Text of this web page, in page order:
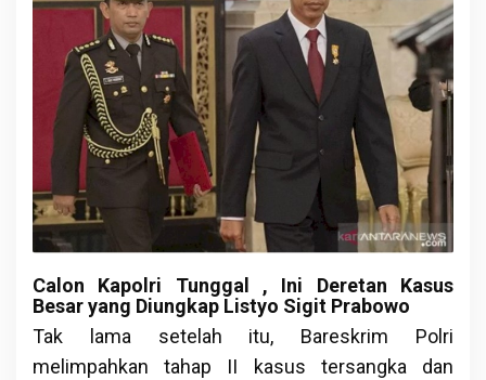
Calon Kapolri Tunggal , Ini Deretan Kasus
Besar yang Diungkap Listyo Sigit Prabowo
Tak lama setelah itu, Bareskrim Polri
melimpahkan tahap II kasus tersangka dan